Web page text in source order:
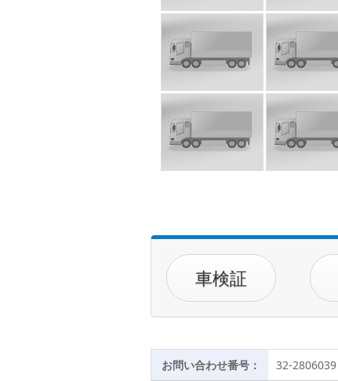
車検証
お問い合わせ番号： 32-2806039